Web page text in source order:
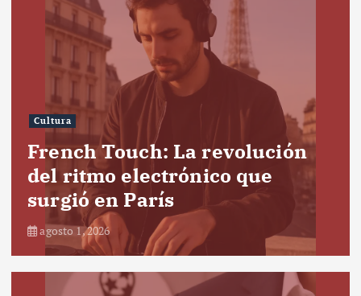
Cultura
French Touch: La revolución
del ritmo electrónico que
surgió en París
agosto 1, 2026